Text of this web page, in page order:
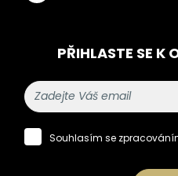
PŘIHLASTE SE K
Souhlasím se